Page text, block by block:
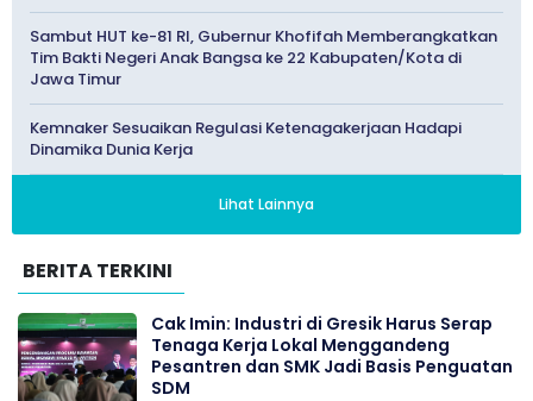
Sambut HUT ke-81 RI, Gubernur Khofifah Memberangkatkan
Tim Bakti Negeri Anak Bangsa ke 22 Kabupaten/Kota di
Jawa Timur
Kemnaker Sesuaikan Regulasi Ketenagakerjaan Hadapi
Dinamika Dunia Kerja
Lihat Lainnya
BERITA TERKINI
Cak Imin: Industri di Gresik Harus Serap
Tenaga Kerja Lokal Menggandeng
Pesantren dan SMK Jadi Basis Penguatan
SDM